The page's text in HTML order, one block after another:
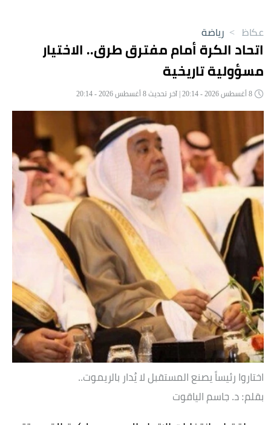
عكاظ > رياضة
اتحاد الكرة أمام مفترق طرق.. الاختيار
مسؤولية تاريخية
اختاروا رئيساً يصنع المستقبل لا يُدار بالريموت..
بقلم: د. جاسم الياقوت